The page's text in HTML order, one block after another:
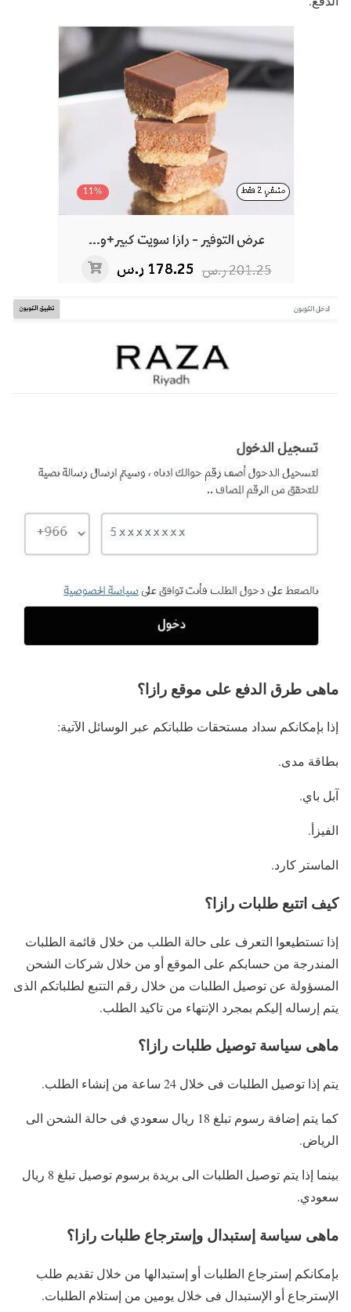
ماهى طرق الدفع على موقع رازا؟
إذا بإمكانكم سداد مستحقات طلباتكم عبر الوسائل الآتية:
بطاقة مدى.
آبل باي.
الفيزأ.
الماستر كارد.
كيف اتتبع طلبات رازا؟
إذا تستطيعوا التعرف على حالة الطلب من خلال قائمة الطلبات
المندرجة من حسابكم على الموقع أو من خلال شركات الشحن
المسؤولة عن توصيل الطلبات من خلال رقم التتبع لطلباتكم الذى
يتم إرساله إليكم بمجرد الإنتهاء من تاكيد الطلب.
ماهى سياسة توصيل طلبات رازا؟
يتم إذا توصيل الطلبات فى خلال 24 ساعة من إنشاء الطلب.
كما يتم إضافة رسوم تبلغ 18 ريال سعودي فى حالة الشحن الى
الرياض.
بينما إذا يتم توصيل الطلبات الى بريدة برسوم توصيل تبلغ 8 ريال
سعودي.
ماهى سياسة إستبدال وإسترجاع طلبات رازا؟
بإمكانكم إسترجاع الطلبات أو إستبدالها من خلال تقديم طلب
الإسترجاع أو الإستبدال فى خلال يومين من إستلام الطلبات.